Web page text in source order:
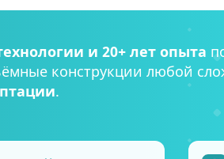
и 20+ лет опыта
конструкции любой
.